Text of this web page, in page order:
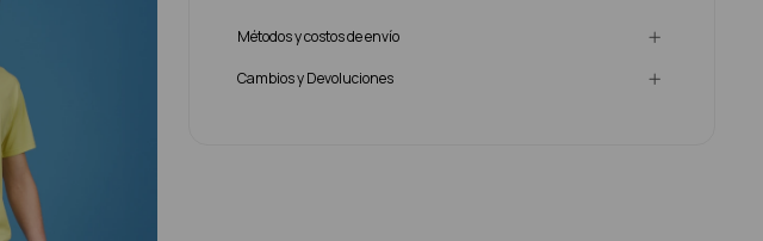
Métodos y costos de envío
Cambios y Devoluciones